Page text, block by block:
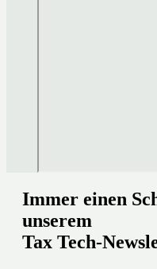
Immer einen
unserem
Tax Tech-